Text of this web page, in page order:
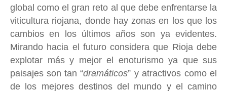
global como el gran reto al que debe enfrentarse la
viticultura riojana, donde hay zonas en los que los
cambios en los últimos años son ya evidentes.
Mirando hacia el futuro considera que Rioja debe
explotar más y mejor el enoturismo ya que sus
paisajes son tan “dramáticos” y atractivos como el
de los mejores destinos del mundo y el camino